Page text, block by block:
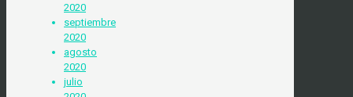
2020
septiembre
2020
agosto
2020
julio